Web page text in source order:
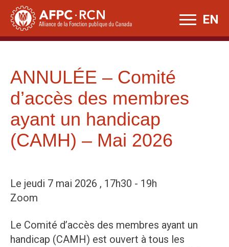
Skip
content
EN
ANNULÉE – Comité
d’accès des membres
ayant un handicap
(CAMH) – Mai 2026
Le jeudi 7 mai 2026 , 17h30 - 19h
Zoom
Le Comité d’accès des membres ayant un
handicap (CAMH) est ouvert à tous les